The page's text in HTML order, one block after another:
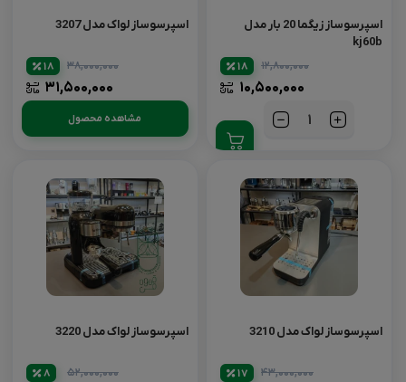
اسپرسوساز زیگما 20 بار مدل
kj60b
۱۲,۸۰۰,۰۰۰
۱۰,۵۰۰,۰۰۰
18
تعداد
اسپرسوساز لواک مدل 3207
۳۸,۰۰۰,۰۰۰
۳۱,۵۰۰,۰۰۰
18
مشاهده محصول
اسپرسوساز لواک مدل 3210
۴۳,۰۰۰,۰۰۰ 17
اسپرسوساز لواک مدل 3220
۵۲,۰۰۰,۰۰۰ 8